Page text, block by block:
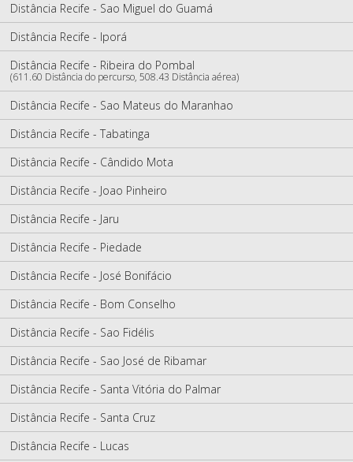
Distância Recife - Sao Miguel do Guamá
Distância Recife - Iporá
Distância Recife - Ribeira do Pombal
(611.60 Distância do percurso, 508.43 Distância aérea)
Distância Recife - Sao Mateus do Maranhao
Distância Recife - Tabatinga
Distância Recife - Cândido Mota
Distância Recife - Joao Pinheiro
Distância Recife - Jaru
Distância Recife - Piedade
Distância Recife - José Bonifácio
Distância Recife - Bom Conselho
Distância Recife - Sao Fidélis
Distância Recife - Sao José de Ribamar
Distância Recife - Santa Vitória do Palmar
Distância Recife - Santa Cruz
Distância Recife - Lucas